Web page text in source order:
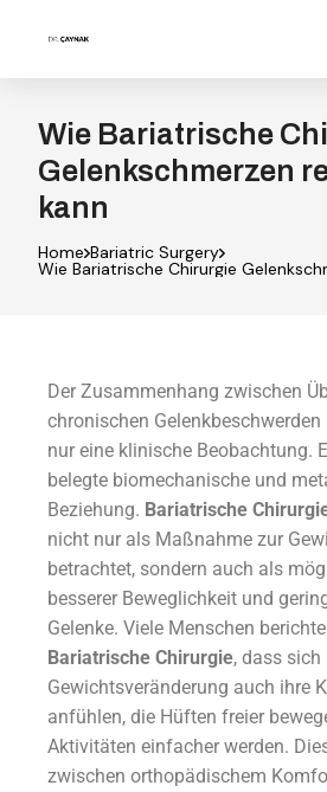
Wie Bariatrische
Gelenkschmerzen
kann
Home Bariatric Surgery
Wie Bariatrische Chirurgie
Der Zusammenhang zwischen
chronischen
nur eine klinische Beobachtung.
belegte biomechanische und
Beziehung. Bariatrische
nicht nur als Maßnahme zur
betrachtet, sondern auch als
besserer Beweglichkeit und
Gelenke. Viele Menschen
Bariatrische Chirurgie, dass sich
Gewichtsveränderung auch ihre
anfühlen, die Hüften freier
Aktivitäten einfacher werden.
zwischen orthopädischem